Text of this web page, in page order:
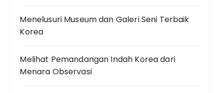
Menelusuri Museum dan Galeri Seni Terbaik
Korea
Melihat Pemandangan Indah Korea dari
Menara Observasi